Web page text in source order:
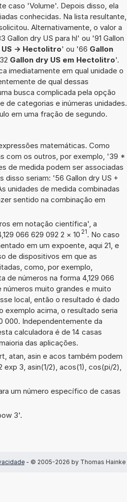
caso 'Volume'. Depois disso, ela
conhecidas. Na lista resultante,
Alternativamente, o valor a
dry US para hl' ou '91 Gallon
-> Hectolitro' ou '66 Gallon
Gallon dry US em Hectolitro'.
imediatamente em qual unidade o
de qual dessas
busca complicada pela opção
de categorias e inúmeras unidades.
em uma fração de segundo.
matemáticas. Como
com os outros, por exemplo, '39 *
de medida podem ser associadas
disso seriam: '56 Gallon dry US +
unidades de medida combinadas
sentido na combinação em
em notação científica', a
066 629 092 2 × 10 21. No caso
em um expoente, aqui 21, e
de dispositivos em que as
como, por exemplo,
de números na forma 4,129 066
números muito grandes e muito
local, então o resultado é dado
exemplo acima, o resultado seria
000. Independentemente da
calculadora é de 14 casas
das aplicações.
atan, asin e acos também podem
3, asin(1/2), acos(1), cos(pi/2),
um número específico de casas
3'.
- © 2005-2026 by Thomas Hainke